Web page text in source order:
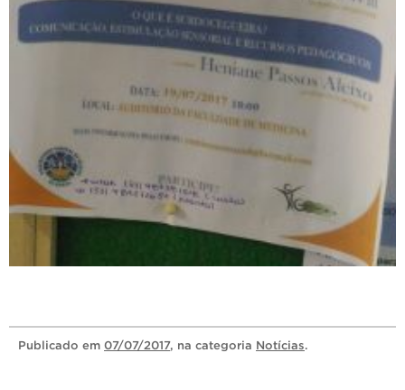
Publicado em 07/07/2017, na categoria Notícias.